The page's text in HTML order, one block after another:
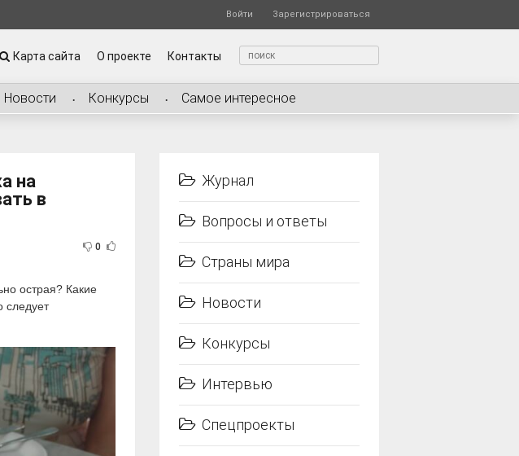
Зарегистрироваться
Войти
Карта сайта О проекте Контакты
Новости Конкурсы Самое интересное
на
в
0
острая? Какие
следует
Журнал
Вопросы и ответы
Страны мира
Новости
Конкурсы
Интервью
Спецпроекты